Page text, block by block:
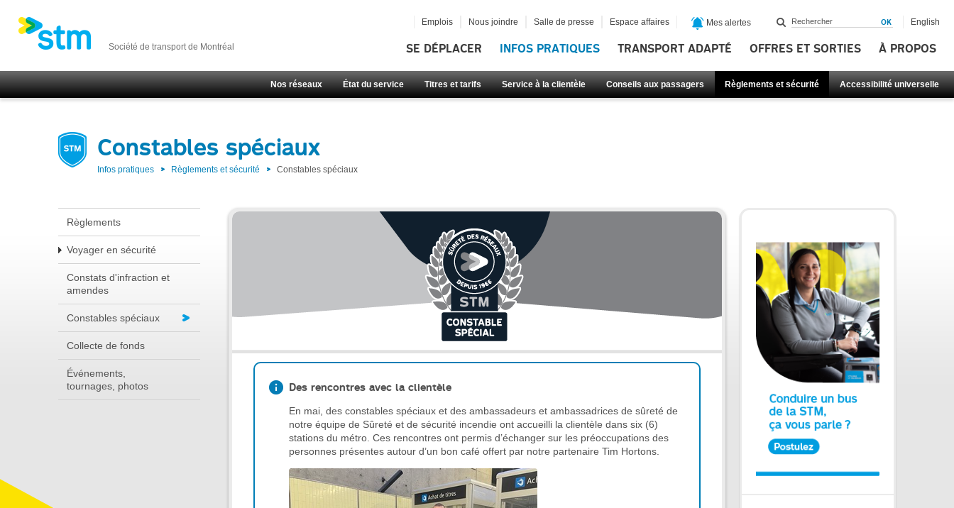
Société de transport de Montréal SE DÉPLACER INFOS PRATIQUES TRANSPORT ADAPTÉ OFFRES ET SORTIES À PROPOS
Nos réseaux État du service Titres et tarifs Service à la clientèle Conseils aux passagers Règlements et sécurité Accessibilité universelle
Emplois Nous joindre Salle de presse Espace affaires Mes alertes English
Constables spéciaux
Infos pratiques Règlements et sécurité Constables spéciaux
Règlements
Voyager en sécurité
Constats d'infraction et
amendes
Constables spéciaux
Collecte de fonds
Événements,
tournages, photos
Des rencontres avec la clientèle
En mai, des constables spéciaux et des ambassadeurs et ambassadrices de sûreté de
notre équipe de Sûreté et de sécurité incendie ont accueilli la clientèle dans six (6)
stations du métro. Ces rencontres ont permis d’échanger sur les préoccupations des
personnes présentes autour d’un bon café offert par notre partenaire Tim Hortons.